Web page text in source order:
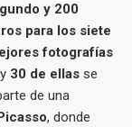
y 200
para los siete
fotografías
30 de ellas se
de una
, donde